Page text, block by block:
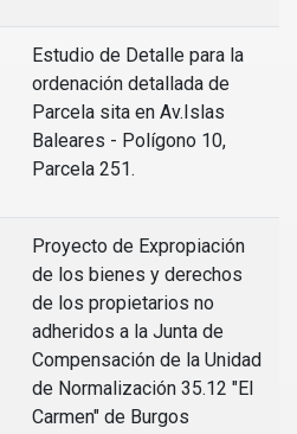
Estudio de Detalle para la
ordenación detallada de
Parcela sita en Av.Islas
Baleares - Polígono 10,
Parcela 251.
Proyecto de Expropiación
de los bienes y derechos
de los propietarios no
adheridos a la Junta de
Compensación de la Unidad
de Normalización 35.12 "El
Carmen" de Burgos